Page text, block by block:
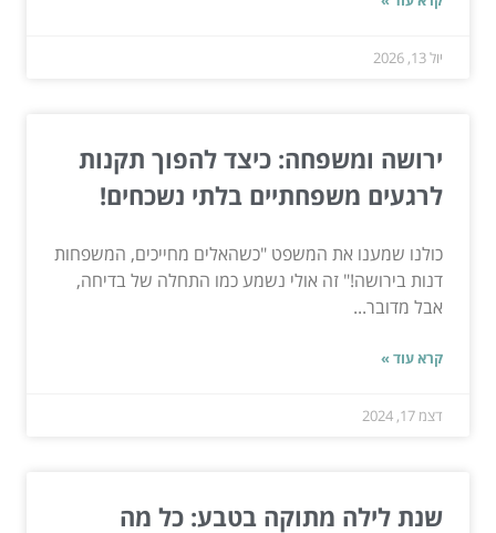
יול 13, 2026
ירושה ומשפחה: כיצד להפוך תקנות
לרגעים משפחתיים בלתי נשכחים!
כולנו שמענו את המשפט "כשהאלים מחייכים, המשפחות
דנות בירושה!" זה אולי נשמע כמו התחלה של בדיחה,
אבל מדובר...
קרא עוד »
דצמ 17, 2024
שנת לילה מתוקה בטבע: כל מה